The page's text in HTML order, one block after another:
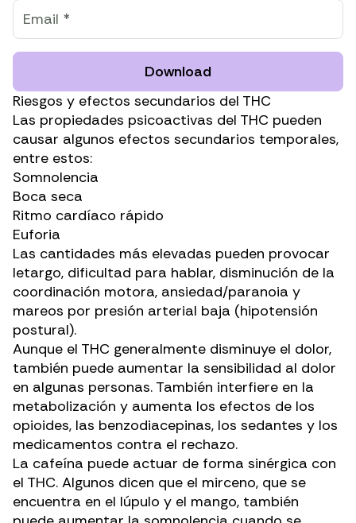
Download
Riesgos y efectos secundarios del THC
Las propiedades psicoactivas del THC pueden
causar algunos efectos secundarios temporales,
entre estos:
Somnolencia
Boca seca
Ritmo cardíaco rápido
Euforia
Las cantidades más elevadas pueden provocar
letargo, dificultad para hablar, disminución de la
coordinación motora, ansiedad/paranoia y
mareos por presión arterial baja (hipotensión
postural).
Aunque el THC generalmente disminuye el dolor,
también puede aumentar la sensibilidad al dolor
en algunas personas. También interfiere en la
metabolización y aumenta los efectos de los
opioides, las benzodiacepinas, los sedantes y los
medicamentos contra el rechazo.
La cafeína puede actuar de forma sinérgica con
el THC. Algunos dicen que el mirceno, que se
encuentra en el lúpulo y el mango, también